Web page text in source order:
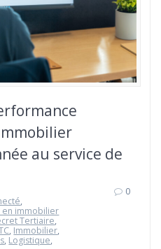
au service de
,
en immobilier
Tertiaire,
, Immobilier,
, Logistique,
0